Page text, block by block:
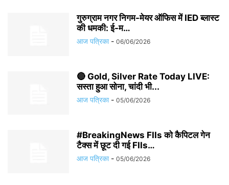
गुरुग्राम नगर निगम-मेयर ऑफिस में IED ब्लास्ट
की धमकी: ई-म…
आज पत्रिका - 06/06/2026
🔴 Gold, Silver Rate Today LIVE:
सस्ता हुआ सोना, चांदी भी...
आज पत्रिका - 05/06/2026
#BreakingNews FIIs को कैपिटल गेन
टैक्स में छूट दी गई FIIs…
आज पत्रिका - 05/06/2026